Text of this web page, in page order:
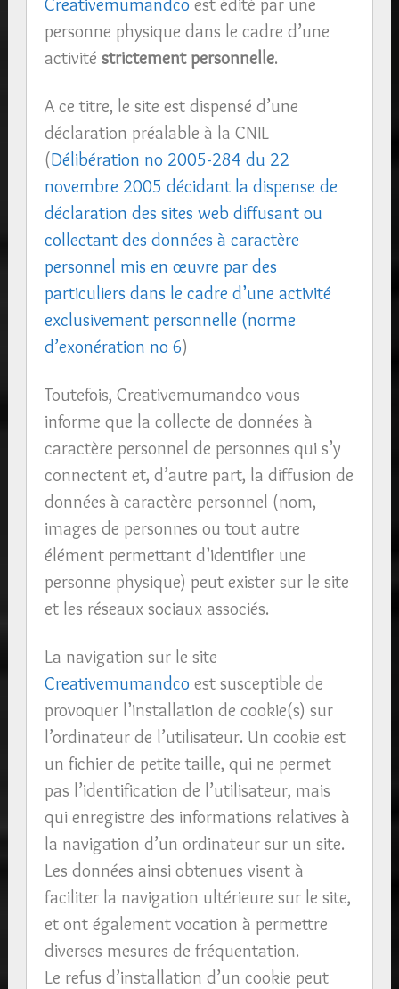
personne physique dans le cadre d’une
activité strictement personnelle.
A ce titre, le site est dispensé d’une
déclaration préalable à la CNIL
(Délibération no 2005-284 du 22
novembre 2005 décidant la dispense de
déclaration des sites web diffusant ou
collectant des données à caractère
personnel mis en œuvre par des
particuliers dans le cadre d’une activité
exclusivement personnelle (norme
d’exonération no 6)
Toutefois, Creativemumandco vous
informe que la collecte de données à
caractère personnel de personnes qui s’y
connectent et, d’autre part, la diffusion de
données à caractère personnel (nom,
images de personnes ou tout autre
élément permettant d’identifier une
personne physique) peut exister sur le site
et les réseaux sociaux associés.
La navigation sur le site
Creativemumandco est susceptible de
provoquer l’installation de cookie(s) sur
l’ordinateur de l’utilisateur. Un cookie est
un fichier de petite taille, qui ne permet
pas l’identification de l’utilisateur, mais
qui enregistre des informations relatives à
la navigation d’un ordinateur sur un site.
Les données ainsi obtenues visent à
faciliter la navigation ultérieure sur le site,
et ont également vocation à permettre
diverses mesures de fréquentation.
Le refus d’installation d’un cookie peut